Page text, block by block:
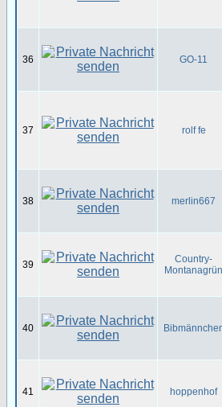
36 GO-11
37 rolf fe
38 merlin667
39
Country-
Montanagrün
40
41 hoppenhof